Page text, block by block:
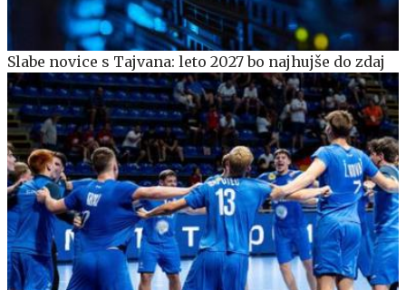
Slabe novice s Tajvana: leto 2027 bo najhujše do zdaj